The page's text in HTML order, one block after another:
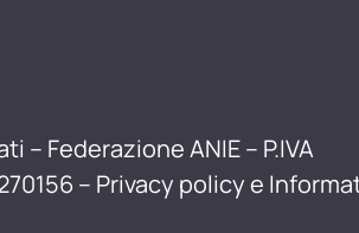
Federazione ANIE – P.IVA
– Privacy policy e